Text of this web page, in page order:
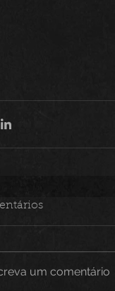
um comentário